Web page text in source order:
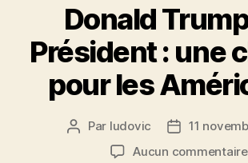
Donald
Président : une
pour les
Auteur
Par ludovic
Date
11
Aucun commentaire